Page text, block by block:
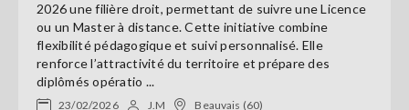
2026 une filière droit, permettant de suivre une Licence
ou un Master à distance. Cette initiative combine
flexibilité pédagogique et suivi personnalisé. Elle
renforce l’attractivité du territoire et prépare des
diplômés opératio ...
23/02/2026 J.M Beauvais (60)